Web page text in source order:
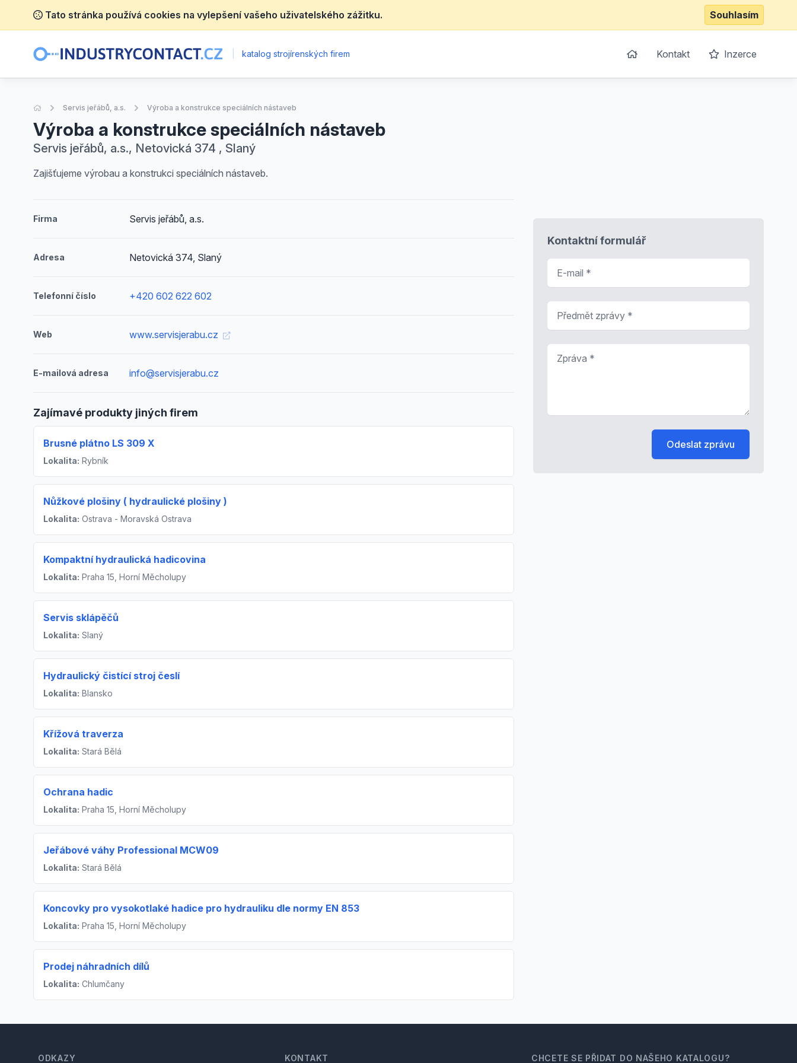
Tato stránka používá cookies na vylepšení vašeho uživatelského zážitku. Souhlasím
katalog strojírenských firem Kontakt Inzerce
Úvodní stránka
Servis jeřábů, a.s. Výroba a konstrukce speciálních nástaveb
Výroba a konstrukce speciálních nástaveb
Servis jeřábů, a.s., Netovická 374 , Slaný
Zajišťujeme výrobau a konstrukci speciálních nástaveb.
Firma Servis jeřábů, a.s.
Adresa Netovická 374, Slaný
Telefonní číslo +420 602 622 602
Web www.servisjerabu.cz
E-mailová adresa info@servisjerabu.cz
Zajímavé produkty jiných firem
Brusné plátno LS 309 X
Lokalita: Rybník
Nůžkové plošiny ( hydraulické plošiny )
Lokalita: Ostrava - Moravská Ostrava
Kompaktní hydraulická hadicovina
Lokalita: Praha 15, Horní Měcholupy
Servis sklápěčů
Lokalita: Slaný
Hydraulický čistící stroj česlí
Lokalita: Blansko
Křížová traverza
Lokalita: Stará Bělá
Ochrana hadic
Lokalita: Praha 15, Horní Měcholupy
Jeřábové váhy Professional MCW09
Lokalita: Stará Bělá
Koncovky pro vysokotlaké hadice pro hydrauliku dle normy EN 853
Lokalita: Praha 15, Horní Měcholupy
Prodej náhradních dílů
Lokalita: Chlumčany
Kontaktní formulář
Odeslat zprávu
ODKAZY KONTAKT CHCETE SE PŘIDAT DO NAŠEHO KATALOGU?